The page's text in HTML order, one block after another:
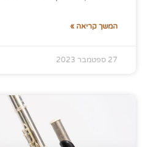
המשך קריאה »
27 ספטמבר 2023